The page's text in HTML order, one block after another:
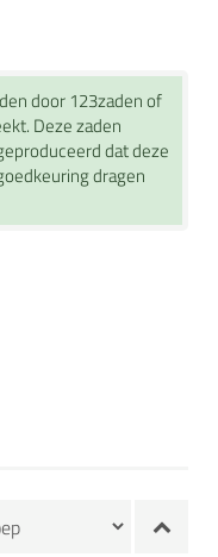
door 123zaden of
Deze zaden
dat deze
dragen